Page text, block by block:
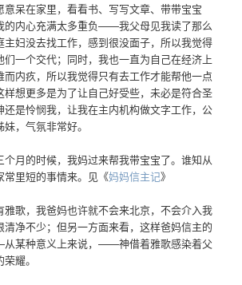
呆在家里，看看书、写写文章、带带宝宝
的内心充满太多重负——我父母见我读了那么
主妇没去找工作，感到很没面子，所以我觉得
们一个交代；同时，我也一直为自己在经济上
而内疚，所以我觉得只有去工作才能帮他一点
样想更多是为了让自己好受些，未必是符合圣
还是怜悯我，让我在主内机构做文字工作，公
，气氛非常好。
个月的时候，我妈过来帮我带宝宝了。谁知从
常里短的事情来。见《妈妈信主记》
雅歌，我爸妈也许就不会来北京，不会介入我
清净不少；但另一方面来看，这样爸妈信主的
某种意义上来说，——神借着雅歌感染着父
耀。